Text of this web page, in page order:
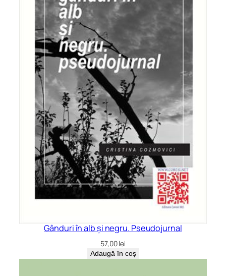
Gânduri în alb și negru. Pseudojurnal
57,00lei
Adaugă în coș